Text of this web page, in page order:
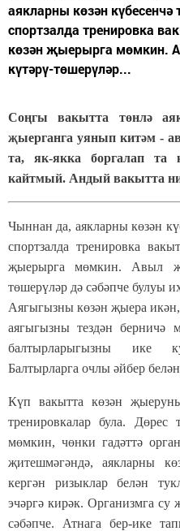
аякларны көзән
спортзалда тренировка
көзән җыерырга мөмкин.
күтәрү-төшерүләр...
Соңгы вакытта төнлә
җыерганга уянып китәм -
та, як-якка боргалап та
кайтмый. Андый вакытта
Чыннан да, аякларны көзән
спортзалда тренировка
җыерырга мөмкин. Авыл
төшерүләр дә сәбәпче булуы
Аягыгызны көзән җыера икән,
аягыгызны тездән берничә
балтырларыгызны ике
Балтырларга очлы әйбер
Күп вакытта көзән
тренировкалар була. Дөрес
мөмкин, чөнки гадәттә
җитешмәгәндә, аякларны
кергән ризыклар белән
эчәргә кирәк. Организмга
сәбәпче. Атнага бер-ике